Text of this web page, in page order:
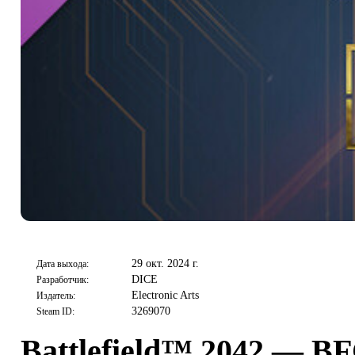
Дата выхода: 29 окт. 2024 г.
Разработчик: DICE
Издатель: Electronic Arts
Steam ID: 3269070